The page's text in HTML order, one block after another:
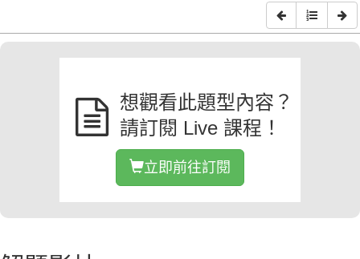
想觀看此題型內容？
請訂閱 Live 課程！
立即前往訂閱